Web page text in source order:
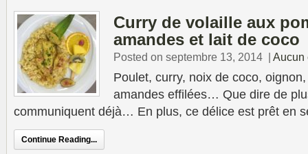
Curry de volaille aux
amandes et lait de coco
Posted on septembre 13, 2014 | Aucun
Poulet, curry, noix de coco,
amandes effilées… Que dire de
communiquent déjà… En plus, ce délice est prêt en
Continue Reading...